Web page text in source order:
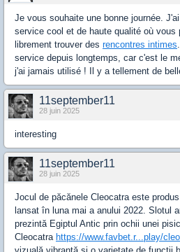
Je vous souhaite une bonne journée.
service cool et de haute qualité où vous
librement trouver des rencontres intimes
service depuis longtemps, car c'est le
j'ai jamais utilisé ! Il y a tellement de
11september11
28 juin 2025
interesting
11september11
28 juin 2025
Jocul de păcănele Cleocatra este
lansat în luna mai a anului 2022. Slotul
prezintă Egiptul Antic prin ochii unei
Cleocatra https://www.favbet.r...play/